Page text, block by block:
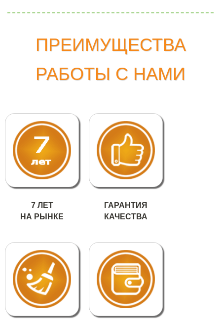
ПРЕИМУЩЕСТВА
РАБОТЫ С НАМИ
7 ЛЕТ
НА РЫНКЕ
ГАРАНТИЯ
КАЧЕСТВА